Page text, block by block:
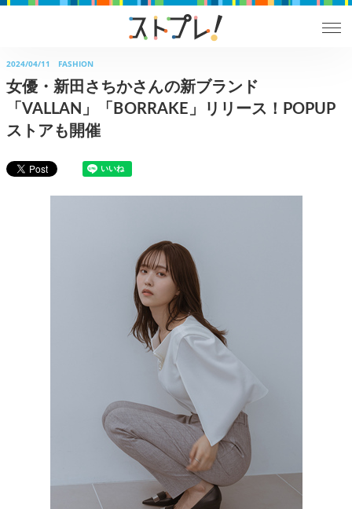
2024/04/11 FASHION
女優・新田さちかさんの新ブランド
「VALLAN」「BORRAKE」リリース！POPUP
ストアも開催